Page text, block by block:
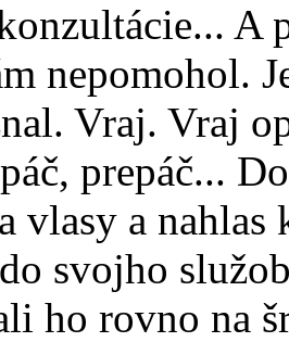
nepomohol.
Vraj. Vraj
prepáč...
vlasy a
svojho
ho rovno na